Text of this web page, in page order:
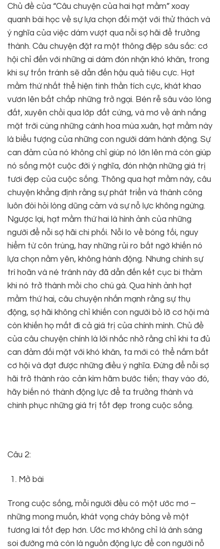
Chủ đề của “Câu chuyện của hai hạt mầm” xoay
quanh bài học về sự lựa chọn đối mặt với thử thách và
ý nghĩa của việc dám vượt qua nỗi sợ hãi để trưởng
thành. Câu chuyện đặt ra một thông điệp sâu sắc: cơ
hội chỉ đến với những ai dám đón nhận khó khăn, trong
khi sự trốn tránh sẽ dẫn đến hậu quả tiêu cực. Hạt
mầm thứ nhất thể hiện tinh thần tích cực, khát khao
vươn lên bất chấp những trở ngại. Bén rễ sâu vào lòng
đất, xuyên chồi qua lớp đất cứng, và mơ về ánh nắng
mặt trời cùng những cánh hoa mùa xuân, hạt mầm này
là biểu tượng của những con người dám hành động. Sự
can đảm của nó không chỉ giúp nó lớn lên mà còn giúp
nó sống một cuộc đời ý nghĩa, đón nhận những giá trị
tươi đẹp của cuộc sống. Thông qua hạt mầm này, câu
chuyện khẳng định rằng sự phát triển và thành công
luôn đòi hỏi lòng dũng cảm và sự nỗ lực không ngừng.
Ngược lại, hạt mầm thứ hai là hình ảnh của những
người để nỗi sợ hãi chi phối. Nỗi lo về bóng tối, nguy
hiểm từ côn trùng, hay những rủi ro bất ngờ khiến nó
lựa chọn nằm yên, không hành động. Nhưng chính sự
trì hoãn và né tránh này đã dẫn đến kết cục bi thảm
khi nó trở thành mồi cho chú gà. Qua hình ảnh hạt
mầm thứ hai, câu chuyện nhấn mạnh rằng sự thụ
động, sợ hãi không chỉ khiến con người bỏ lỡ cơ hội mà
còn khiến họ mất đi cả giá trị của chính mình. Chủ đề
của câu chuyện chính là lời nhắc nhở rằng chỉ khi ta đủ
can đảm đối mặt với khó khăn, ta mới có thể nắm bắt
cơ hội và đạt được những điều ý nghĩa. Đừng để nỗi sợ
hãi trở thành rào cản kìm hãm bước tiến; thay vào đó,
hãy biến nó thành động lực để ta trưởng thành và
chinh phục những giá trị tốt đẹp trong cuộc sống.
Câu 2:
Mở bài
Trong cuộc sống, mỗi người đều có một ước mơ –
những mong muốn, khát vọng cháy bỏng về một
tương lai tốt đẹp hơn. Ước mơ không chỉ là ánh sáng
soi đường mà còn là nguồn động lực để con người nỗ